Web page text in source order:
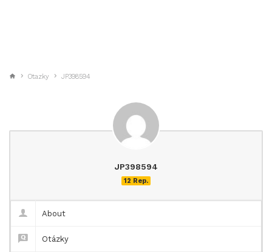
Otazky JP398594
JP398594
12 Rep.
About
Otázky